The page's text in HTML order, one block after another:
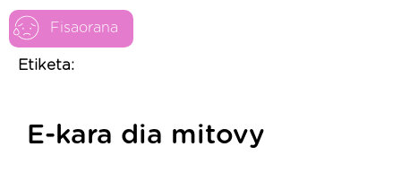
Fisaorana
Etiketa:
E-kara dia mitovy